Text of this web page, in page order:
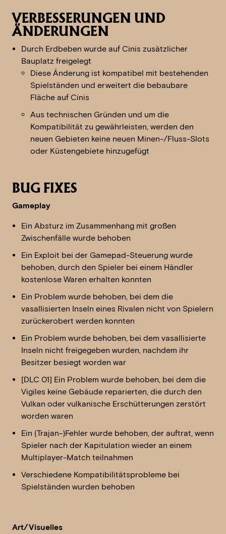
VERBESSERUNGEN UND
ÄNDERUNGEN
Durch Erdbeben wurde auf Cinis zusätzlicher
Bauplatz freigelegt
Diese Änderung ist kompatibel mit bestehenden
Spielständen und erweitert die bebaubare
Fläche auf Cinis
Aus technischen Gründen und um die
Kompatibilität zu gewährleisten, werden den
neuen Gebieten keine neuen Minen-/Fluss-Slots
oder Küstengebiete hinzugefügt
BUG FIXES
Gameplay
Ein Absturz im Zusammenhang mit großen
Zwischenfälle wurde behoben
Ein Exploit bei der Gamepad-Steuerung wurde
behoben, durch den Spieler bei einem Händler
kostenlose Waren erhalten konnten
Ein Problem wurde behoben, bei dem die
vasallisierten Inseln eines Rivalen nicht von Spielern
zurückerobert werden konnten
Ein Problem wurde behoben, bei dem vasallisierte
Inseln nicht freigegeben wurden, nachdem ihr
Besitzer besiegt worden war
[DLC 01] Ein Problem wurde behoben, bei dem die
Vigiles keine Gebäude reparierten, die durch den
Vulkan oder vulkanische Erschütterungen zerstört
worden waren
Ein (Trajan-)Fehler wurde behoben, der auftrat, wenn
Spieler nach der Kapitulation wieder an einem
Multiplayer-Match teilnahmen
Verschiedene Kompatibilitätsprobleme bei
Spielständen wurden behoben
Art/Visuelles